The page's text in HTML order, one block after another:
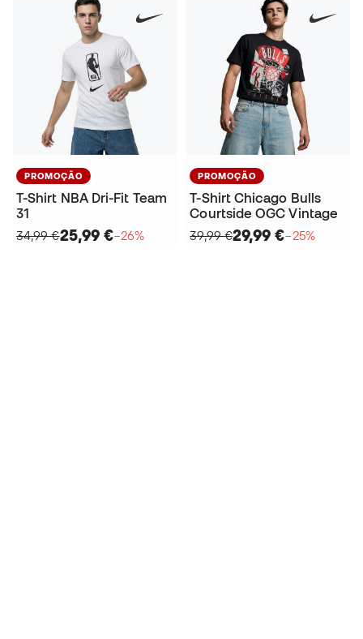
PROMOÇÃO
T-Shirt NBA Dri-Fit Team
31
34,99 €25,99 €−26%
PROMOÇÃO
T-Shirt Chicago Bulls
Courtside OGC Vintage
39,99 €29,99 €−25%